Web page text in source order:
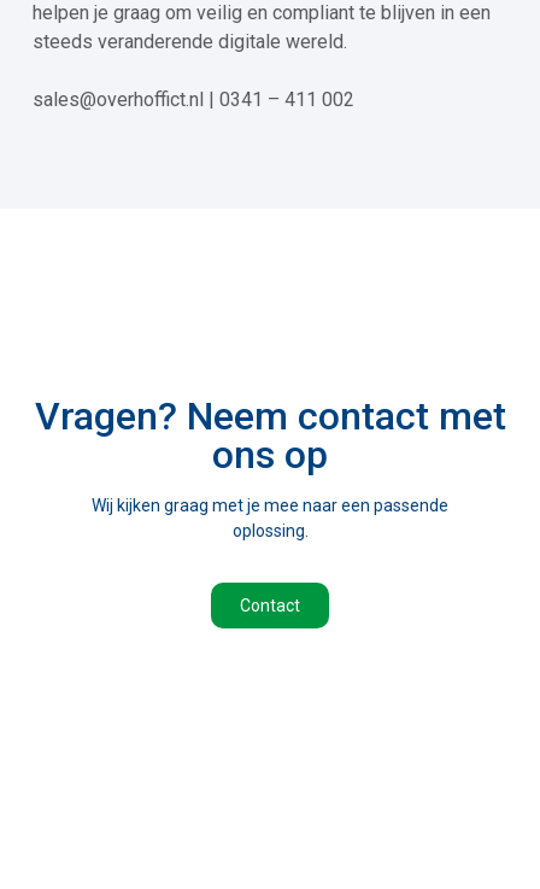
helpen je graag om veilig en compliant te blijven in een
steeds veranderende digitale wereld.
sales@overhoffict.nl | 0341 – 411 002
Vragen? Neem contact met
ons op
Wij kijken graag met je mee naar een passende
oplossing.
Contact